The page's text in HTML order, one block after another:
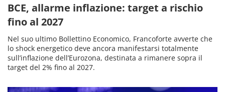
BCE, allarme inflazione: target a rischio
fino al 2027
Nel suo ultimo Bollettino Economico, Francoforte avverte che
lo shock energetico deve ancora manifestarsi totalmente
sull’inflazione dell’Eurozona, destinata a rimanere sopra il
target del 2% fino al 2027.